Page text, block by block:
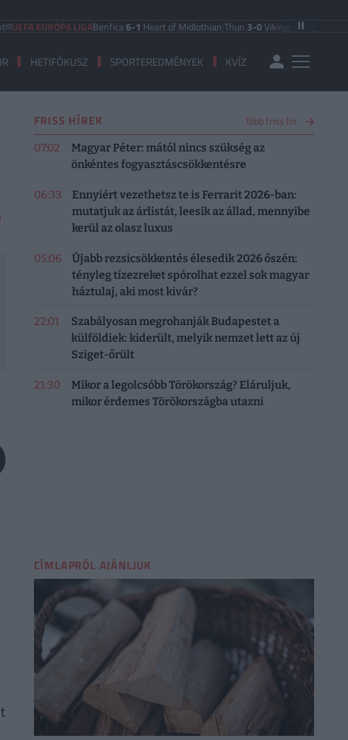
LIGABenfica6-1Heart of Midlothian|Thun3-0Vikingur Reykjavik|
HETIFÓKUSZ SPORTEREDMÉNYEK KVÍZ
FRISS HÍREK Több friss hír
07:02
Magyar Péter: mától nincs szükség az
önkéntes fogyasztáscsökkentésre
06:33
Ennyiért vezethetsz te is Ferrarit 2026-ban:
mutatjuk az árlistát, leesik az állad, mennyibe
kerül az olasz luxus
05:06
Újabb rezsicsökkentés élesedik 2026 őszén:
tényleg tízezreket spórolhat ezzel sok magyar
háztulaj, aki most kivár?
22:01
Szabályosan megrohanják Budapestet a
külföldiek: kiderült, melyik nemzet lett az új
Sziget-őrült
21:30
Mikor a legolcsóbb Törökország? Eláruljuk,
mikor érdemes Törökországba utazni
CÍMLAPRÓL AJÁNLJUK